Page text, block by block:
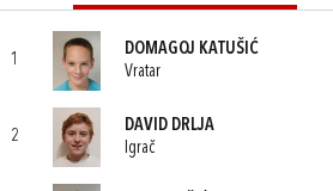
1
DOMAGOJ KATUŠIĆ
Vratar
2
DAVID DRLJA
Igrač